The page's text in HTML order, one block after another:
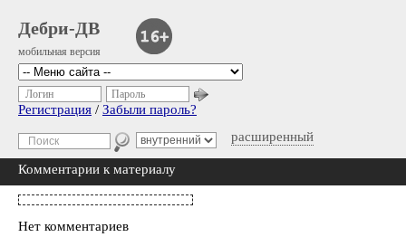
Дебри-ДВ
мобильная версия
расширенный
Логин Пароль
Регистрация / Забыли пароль?
Комментарии к материалу
Нет комментариев